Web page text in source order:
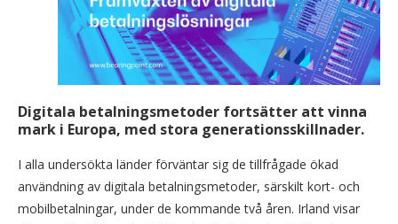
Digitala betalningsmetoder fortsätter att vinna
mark i Europa, med stora generationsskillnader.
I alla undersökta länder förväntar sig de tillfrågade ökad
användning av digitala betalningsmetoder, särskilt kort- och
mobilbetalningar, under de kommande två åren. Irland visar